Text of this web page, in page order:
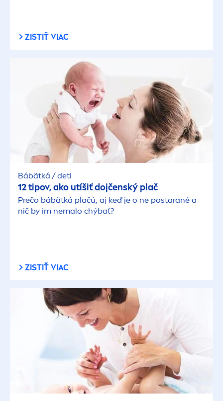
ZISTIŤ VIAC
Bábätká / deti
12 tipov, ako utíšiť dojčenský plač
Prečo bábätká plačú, aj keď je o ne postarané a
nič by im nemalo chýbať?
ZISTIŤ VIAC